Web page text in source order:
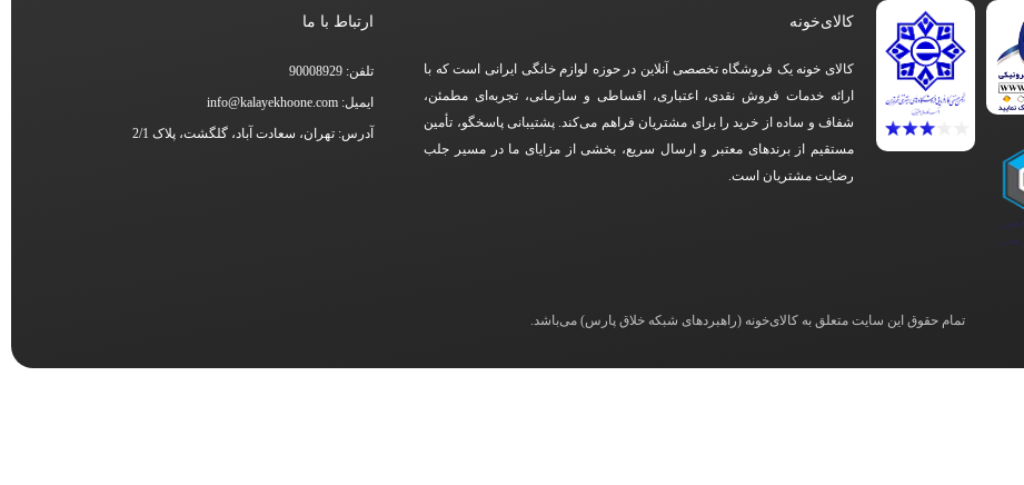
کالای‌خونه
کالای خونه یک فروشگاه تخصصی آنلاین در حوزه لوازم خانگی ایرانی است که با
ارائه خدمات فروش نقدی، اعتباری، اقساطی و سازمانی، تجربه‌ای مطمئن،
شفاف و ساده از خرید را برای مشتریان فراهم می‌کند. پشتیبانی پاسخگو، تأمین
مستقیم از برندهای معتبر و ارسال سریع، بخشی از مزایای ما در مسیر جلب
رضایت مشتریان است.
ارتباط با ما
تلفن: 90008929
ایمیل: info@kalayekhoone.com
آدرس: تهران، سعادت آباد، گلگشت، پلاک 2/1
تمام حقوق این سایت متعلق به کالای‌خونه (راهبردهای شبکه خلاق پارس) می‌باشد.